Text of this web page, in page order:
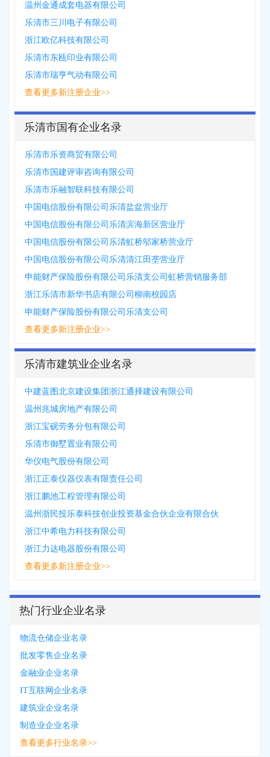
温州金通成套电器有限公司
乐清市三川电子有限公司
浙江欧亿科技有限公司
乐清市东瓯印业有限公司
乐清市瑞亨气动有限公司
查看更多新注册企业>>
乐清市国有企业名录
乐清市乐资商贸有限公司
乐清市国建评审咨询有限公司
乐清市乐融智联科技有限公司
中国电信股份有限公司乐清盐盆营业厅
中国电信股份有限公司乐清滨海新区营业厅
中国电信股份有限公司乐清虹桥邬家桥营业厅
中国电信股份有限公司乐清清江田垄营业厅
申能财产保险股份有限公司乐清支公司虹桥营销服务部
浙江乐清市新华书店有限公司柳南校园店
申能财产保险股份有限公司乐清支公司
查看更多新注册企业>>
乐清市建筑业企业名录
中建蓝图北京建设集团浙江通择建设有限公司
温州兆城房地产有限公司
浙江宝砚劳务分包有限公司
乐清市御墅置业有限公司
华仪电气股份有限公司
浙江正泰仪器仪表有限责任公司
浙江鹏池工程管理有限公司
温州浙民投乐泰科技创业投资基金合伙企业有限合伙
浙江中希电力科技有限公司
浙江力达电器股份有限公司
查看更多新注册企业>>
热门行业企业名录
物流仓储企业名录
批发零售企业名录
金融业企业名录
IT互联网企业名录
建筑业企业名录
制造业企业名录
查看更多行业名录>>